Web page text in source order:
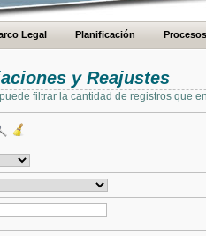
Legal Planificación Procesos
y Reajustes
filtrar la cantidad de registros que